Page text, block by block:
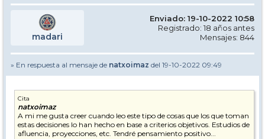
madari
Enviado: 19-10-2022 10:58
Registrado: 18 años antes
Mensajes: 844
» En respuesta al mensaje de natxoimaz del 19-10-2022 09:49
Cita
natxoimaz
A mi me gusta creer cuando leo este tipo de cosas que los que toman
estas decisiones lo han hecho en base a criterios objetivos. Estudios de
afluencia, proyecciones, etc. Tendré pensamiento positivo...